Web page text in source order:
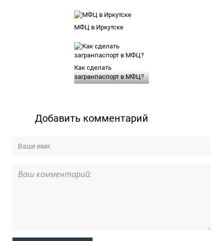
МФЦ в Иркутске
Как сделать
загранпаспорт в МФЦ?
Добавить комментарий